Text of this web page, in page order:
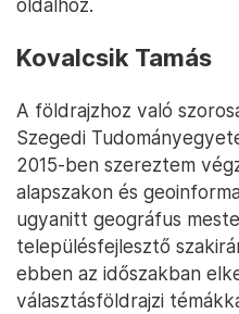
oldalhoz.
Kovalcsik Tamás
A földrajzhoz való
Szegedi
2015-ben szereztem
alapszakon és
ugyanitt geográfus
településfejlesztő
ebben az időszakban
választásföldrajzi